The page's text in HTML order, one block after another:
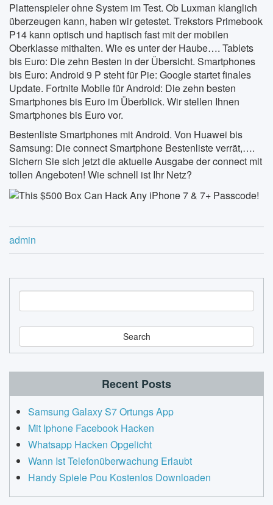
Plattenspieler ohne System im Test. Ob Luxman klanglich
überzeugen kann, haben wir getestet. Trekstors Primebook
P14 kann optisch und haptisch fast mit der mobilen
Oberklasse mithalten. Wie es unter der Haube…. Tablets
bis Euro: Die zehn Besten in der Übersicht. Smartphones
bis Euro: Android 9 P steht für Pie: Google startet finales
Update. Fortnite Mobile für Android: Die zehn besten
Smartphones bis Euro im Überblick. Wir stellen Ihnen
Smartphones bis Euro vor.
Bestenliste Smartphones mit Android. Von Huawei bis
Samsung: Die connect Smartphone Bestenliste verrät,….
Sichern Sie sich jetzt die aktuelle Ausgabe der connect mit
tollen Angeboten! Wie schnell ist Ihr Netz?
admin
e
a
r
c
Recent Posts
Samsung Galaxy S7 Ortungs App
Mit Iphone Facebook Hacken
Whatsapp Hacken Opgelicht
Wann Ist Telefonüberwachung Erlaubt
Handy Spiele Pou Kostenlos Downloaden